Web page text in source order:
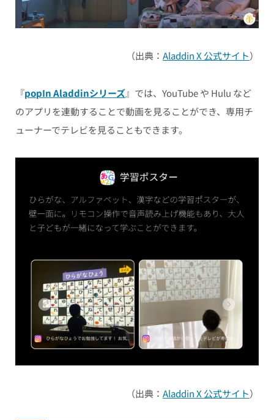
（出典：Aladdin X 公式サイト）
『popIn Aladdinシリーズ』では、YouTube や Hulu など
のアプリを連動することで動画を見ることができ、専用チ
ューナーでテレビを見ることもできます。
（出典：Aladdin X 公式サイト）